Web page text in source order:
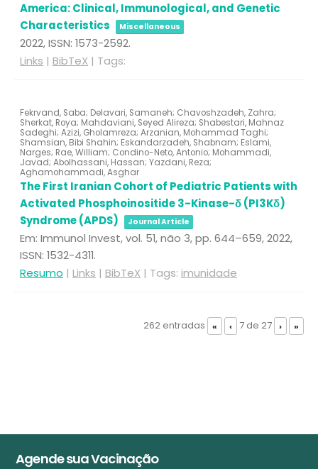
America: Clinical, Immunological, and Genetic
Characteristics
Miscellaneous
2022,ISSN: 1573-2592.
Links | BibTeX | Tags:
Fekrvand, Saba; Delavari, Samaneh; Chavoshzadeh, Zahra;
Sherkat, Roya; Mahdaviani, Seyed Alireza; Shabestari, Mahnaz
Sadeghi; Azizi, Gholamreza; Arzanian, Mohammad Taghi;
Shamsian, Bibi Shahin; Eskandarzadeh, Shabnam; Eslami,
Narges; Rae, William; Condino-Neto, Antonio; Mohammadi,
Javad; Abolhassani, Hassan; Yazdani, Reza;
Aghamohammadi, Asghar
The First Iranian Cohort of Pediatric Patients with
Activated Phosphoinositide 3-Kinase-δ (PI3Kδ)
Syndrome (APDS)
Journal Article
Em: Immunol Invest,vol. 51,não 3,pp. 644–659,2022,
ISSN: 1532-4311.
Resumo | Links | BibTeX | Tags: imunidade
262 entradas « ‹ 7 de 27 › »
Agende sua Vacinação